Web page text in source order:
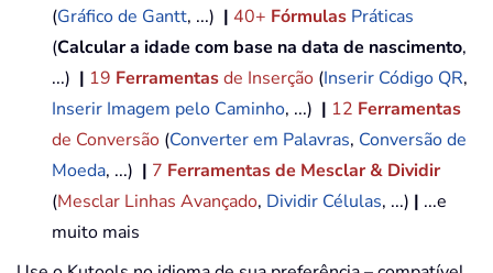
(Gráfico de Gantt, ...) | 40+ Fórmulas Práticas
(Calcular a idade com base na data de nascimento,
...) | 19 Ferramentasde Inserção (Inserir Código QR,
Inserir Imagem pelo Caminho, ...) | 12 Ferramentas
de Conversão (Converter em Palavras, Conversão de
Moeda, ...) | 7 Ferramentas de Mesclar & Dividir
(Mesclar Linhas Avançado, Dividir Células, ...) | ...e
muito mais